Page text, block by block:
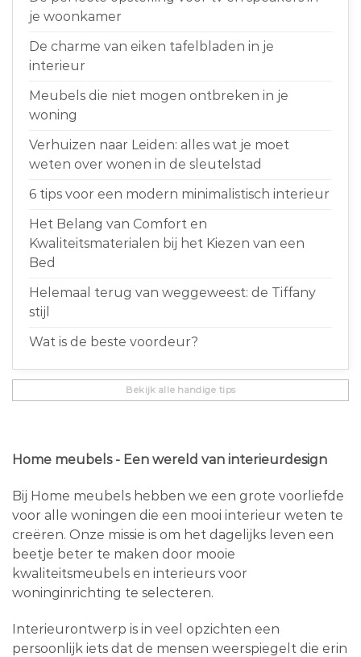
je woonkamer
De charme van eiken tafelbladen in je
interieur
Meubels die niet mogen ontbreken in je
woning
Verhuizen naar Leiden: alles wat je moet
weten over wonen in de sleutelstad
6 tips voor een modern minimalistisch interieur
Het Belang van Comfort en
Kwaliteitsmaterialen bij het Kiezen van een
Bed
Helemaal terug van weggeweest: de Tiffany
stijl
Wat is de beste voordeur?
Bekijk alle handige tips
Home meubels - Een wereld van interieurdesign
Bij Home meubels hebben we een grote voorliefde
voor alle woningen die een mooi interieur weten te
creëren. Onze missie is om het dagelijks leven een
beetje beter te maken door mooie
kwaliteitsmeubels en interieurs voor
woninginrichting te selecteren.
Interieurontwerp is in veel opzichten een
persoonlijk iets dat de mensen weerspiegelt die erin